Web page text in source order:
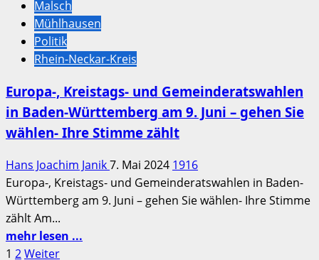
November
der
Letzenberghalle
Malsch
Malsch
Mühlhausen
Politik
Rhein-Neckar-Kreis
Europa-, Kreistags- und Gemeinderatswahlen
in Baden-Württemberg am 9. Juni – gehen Sie
wählen- Ihre Stimme zählt
Hans Joachim Janik7. Mai 2024 1916
Europa-, Kreistags- und Gemeinderatswahlen in Baden-
Württemberg am 9. Juni – gehen Sie wählen- Ihre Stimme
zählt Am...
mehr lesen ...
1 2Weiter